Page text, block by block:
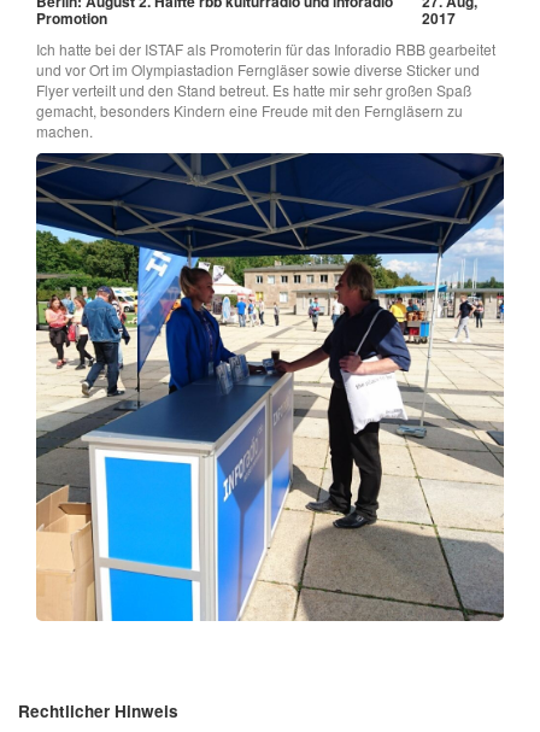
Promotion 2017
Ich hatte bei der ISTAF als Promoterin für das Inforadio RBB gearbeitet
und vor Ort im Olympiastadion Ferngläser sowie diverse Sticker und
Flyer verteilt und den Stand betreut. Es hatte mir sehr großen Spaß
gemacht, besonders Kindern eine Freude mit den Ferngläsern zu
machen.
Rechtlicher Hinweis